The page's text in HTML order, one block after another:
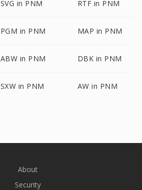
SVG in PNM RTF in PNM
PGM in PNM MAP in PNM
ABW in PNM DBK in PNM
SXW in PNM AW in PNM
About
Security